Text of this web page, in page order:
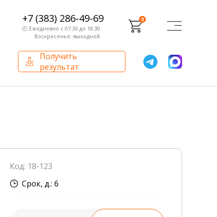
+7 (383) 286-49-69
🕗 Ежедневно с 07:30 до 18:30
Воскресенье: выходной
0
Получить
результат
Внутренний аудит
Сотрудники лаборатории
Код: 18-123
Срок, д.: 6